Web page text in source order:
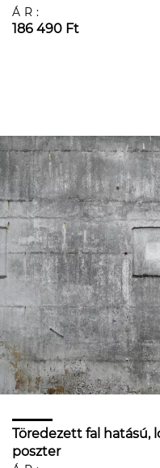
ÁR:
186 490 Ft
Töredezett fal hatású,
poszter